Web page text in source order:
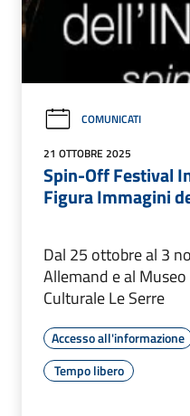
COMUNICATI
21 OTTOBRE 2025
Spin-Off Festival
Figura Immagini
Dal 25 ottobre al 3
Allemand e al
Culturale Le Serre
Accesso all'informazione
Tempo libero